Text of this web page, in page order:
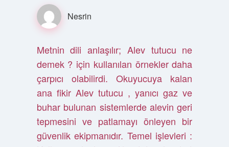
Nesrin
Metnin dili anlaşılır; Alev tutucu ne
demek ? için kullanılan örnekler daha
çarpıcı olabilirdi. Okuyucuya kalan
ana fikir Alev tutucu , yanıcı gaz ve
buhar bulunan sistemlerde alevin geri
tepmesini ve patlamayı önleyen bir
güvenlik ekipmanıdır. Temel işlevleri :